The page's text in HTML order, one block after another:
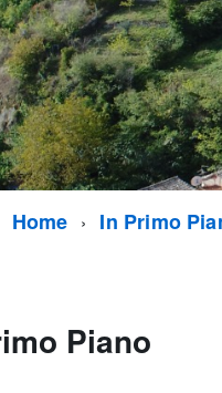
Home In Primo
Piano